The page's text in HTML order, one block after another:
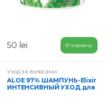
50 lei В корзину
Уход за волосами
ALOE 97% ШАМПУНЬ-Elixir
ИНТЕНСИВНЫЙ УХОД для